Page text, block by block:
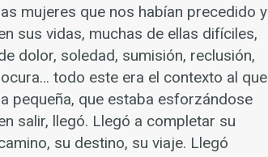
mujeres que nos habían precedido y
sus vidas, muchas de ellas difíciles,
dolor, soledad, sumisión, reclusión,
todo este era el contexto al que
pequeña, que estaba esforzándose
salir, llegó. Llegó a completar su
su destino, su viaje. Llegó